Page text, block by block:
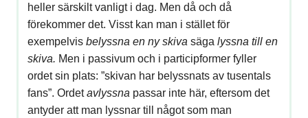
heller särskilt vanligt i dag. Men då och då
förekommer det. Visst kan man i stället för
exempelvis belyssna en ny skiva säga lyssna till en
skiva. Men i passivum och i participformer fyller
ordet sin plats: ”skivan har belyssnats av tusentals
fans”. Ordetavlyssna passar inte här, eftersom det
antyder att man lyssnar till något som man